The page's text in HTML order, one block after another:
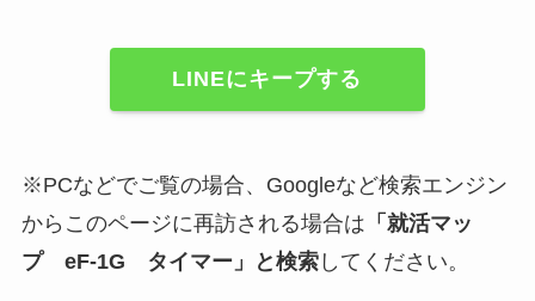
LINEにキープする
※PCなどでご覧の場合、Googleなど検索エンジン
からこのページに再訪される場合は 「 就活マッ
プ eF-1G タイマー」と検索してください。